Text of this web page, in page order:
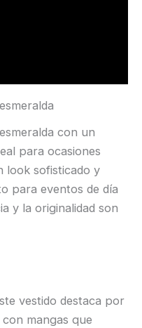
con un
para ocasiones
look sofisticado y
para eventos de día
y la originalidad son
vestido destaca por
mangas que